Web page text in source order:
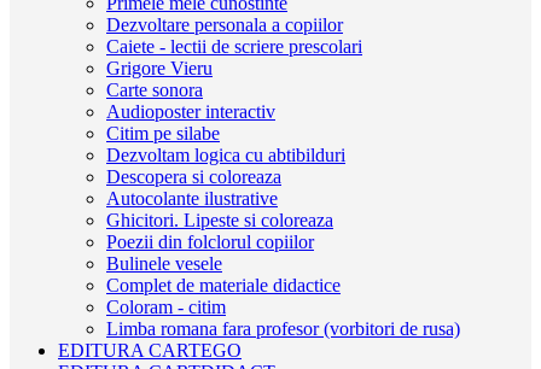
Dezvoltare personala a copiilor
Caiete - lectii de scriere prescolari
Grigore Vieru
Carte sonora
Audioposter interactiv
Citim pe silabe
Dezvoltam logica cu abtibilduri
Descopera si coloreaza
Autocolante ilustrative
Ghicitori. Lipeste si coloreaza
Poezii din folclorul copiilor
Bulinele vesele
Complet de materiale didactice
Coloram - citim
Limba romana fara profesor (vorbitori de rusa)
EDITURA CARTEGO